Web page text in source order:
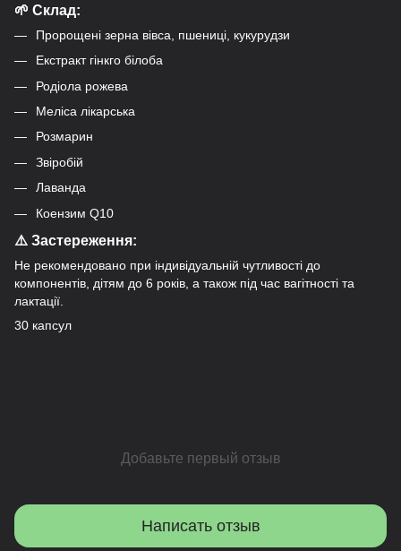
🌱 Склад:
Пророщені зерна вівса, пшениці, кукурудзи
Екстракт гінкго білоба
Родіола рожева
Меліса лікарська
Розмарин
Звіробій
Лаванда
Коензим Q10
⚠️ Застереження:
Не рекомендовано при індивідуальній чутливості до
компонентів, дітям до 6 років, а також під час вагітності та
лактації.
30 капсул
Добавьте первый отзыв
Написать отзыв